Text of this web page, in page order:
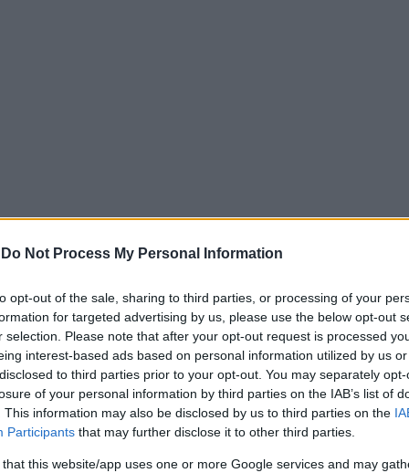
Do Not Process My Personal Information
opt-out of the sale, sharing to third parties, or processing of your
for targeted advertising by us, please use the below opt-out
selection. Please note that after your opt-out request is processed
interest-based ads based on personal information utilized by us
to third parties prior to your opt-out. You may separately
of your personal information by third parties on the IAB’s list of
This information may also be disclosed by us to third parties on the
Participants that may further disclose it to other third parties.
that this website/app uses one or more Google services and may
του νέου κόμματος αναμένεται να
για μια δημόσια επανεμφάνιση με σαφές πολιτικό
στο επιτελείο
εντατικά τόσο από τα γραφεία στη λεωφόρο
ολοκληρωθούν οι τελευταίες λεπτομέρειες της